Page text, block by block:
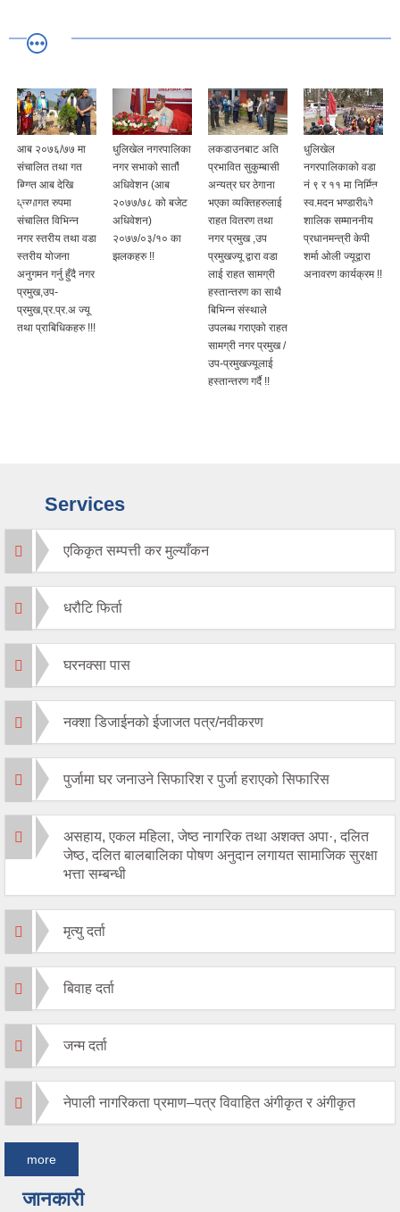
आब २०७६/७७ मा
संचालित तथा गत
बिगत आब देखि
क्रमागत रुपमा
संचालित विभिन्न
नगर स्तरीय तथा वडा
स्तरीय योजना
अनुगमन गर्नु हुँदै नगर
प्रमुख,उप-
प्रमुख,प्र.प्र.अ ज्यू
तथा प्राबिधिकहरु !!!
धुलिखेल नगरपालिका
नगर सभाको सातौं
अधिवेशन (आब
२०७७/७८ को बजेट
अधिवेशन)
२०७७/०३/१० का
झलकहरु !!
लकडाउनबाट अति
प्रभावित सुकुम्बासी
अन्यत्र घर ठेगाना
भएका व्यक्तिहरुलाई
राहत वितरण तथा
नगर प्रमुख ,उप
प्रमुखज्यू द्वारा वडा
लाई राहत सामग्री
हस्तान्तरण का साथै
बिभिन्न संस्थाले
उपलब्ध गराएको राहत
सामग्री नगर प्रमुख /
उप-प्रमुखज्यूलाई
हस्तान्तरण गर्दै !!
धुलिखेल
नगरपालिकाको वडा
नं ९ र ११ मा निर्मित
स्व.मदन भण्डारीको
शालिक सम्माननीय
प्रधानमन्त्री केपी
शर्मा ओली ज्यूद्वारा
अनावरण कार्यक्रम !!
Services
एकिकृत सम्पत्ती कर मुल्याँकन
धरौटि फिर्ता
घरनक्सा पास
नक्शा डिजाईनको ईजाजत पत्र/नवीकरण
पुर्जामा घर जनाउने सिफारिश र पुर्जा हराएको सिफारिस
असहाय, एकल महिला, जेष्ठ नागरिक तथा अशक्त अपा·, दलित
जेष्ठ, दलित बालबालिका पोषण अनुदान लगायत सामाजिक सुरक्षा
भत्ता सम्बन्धी
मृत्यु दर्ता
बिवाह दर्ता
जन्म दर्ता
नेपाली नागरिकता प्रमाण–पत्र विवाहित अंगीकृत र अंगीकृत
more
जानकारी